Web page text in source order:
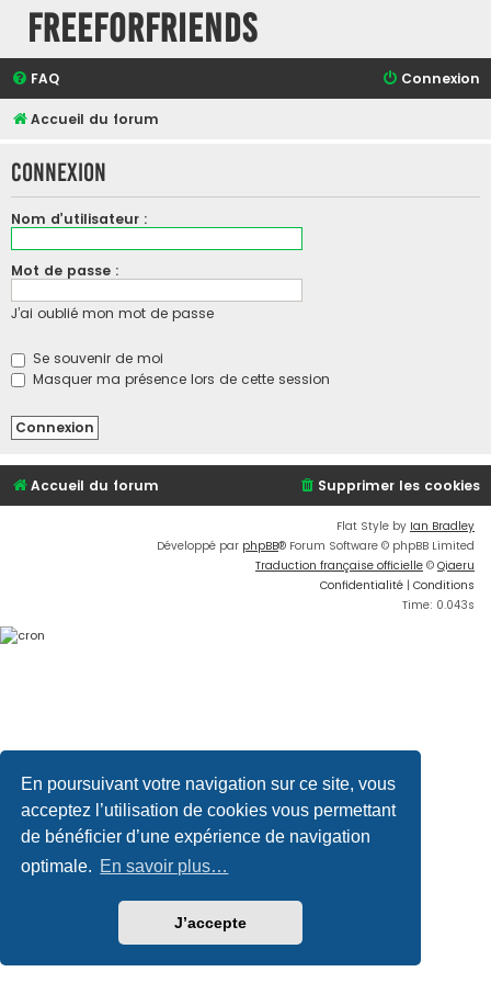
En poursuivant votre navigation sur ce site, vous
acceptez l’utilisation de cookies vous permettant
de bénéficier d’une expérience de navigation
optimale. En savoir plus…
J’accepte
FreeForFriends
FAQ Connexion
Accueil du forum
Connexion
Nom d’utilisateur :
Mot de passe :
J’ai oublié mon mot de passe
Se souvenir de moi
Masquer ma présence lors de cette session
Accueil du forum Supprimer les cookies
Flat Style by Ian Bradley
Développé par phpBB® Forum Software © phpBB Limited
Traduction française officielle © Qiaeru
Confidentialité | Conditions
Time: 0.043s